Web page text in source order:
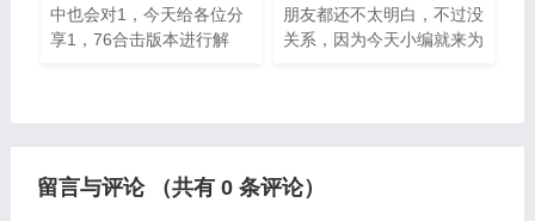
中也会对1，今天给各位分
享1，76合击版本进行解
朋友都还不太明白，不过没
关系，因为今天小编就来为
留言与评论 （共有 0条评论）